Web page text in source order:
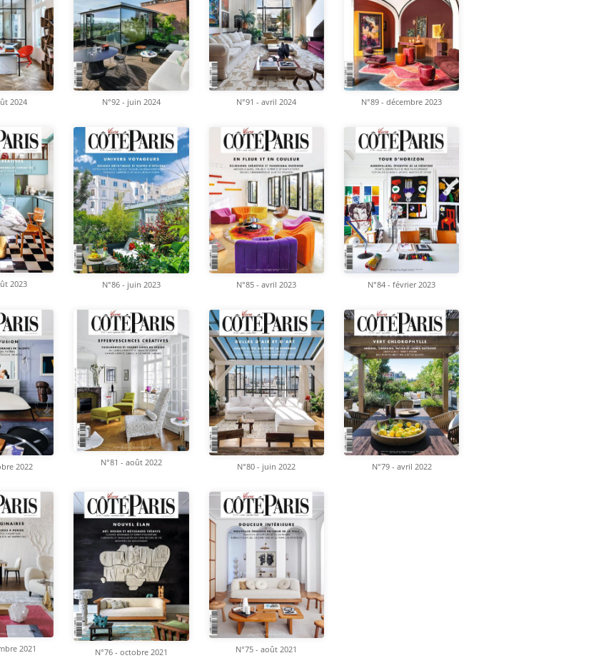
2024 N°92 - juin 2024 N°91 - avril 2024 N°89 - décembre 2023
2023 N°86 - juin 2023 N°85 - avril 2023 N°84 - février 2023
2022 N°81 - août 2022 N°80 - juin 2022 N°79 - avril 2022
2021 N°76 - octobre 2021 N°75 - août 2021